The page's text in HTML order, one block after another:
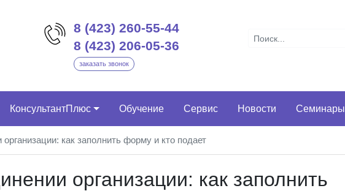
8 (423) 260-55-44
8 (423) 206-05-36
заказать звонок
КонсультантПлюс Обучение Сервис Новости Семинары
как заполнить форму и кто подает
организации: как заполнить